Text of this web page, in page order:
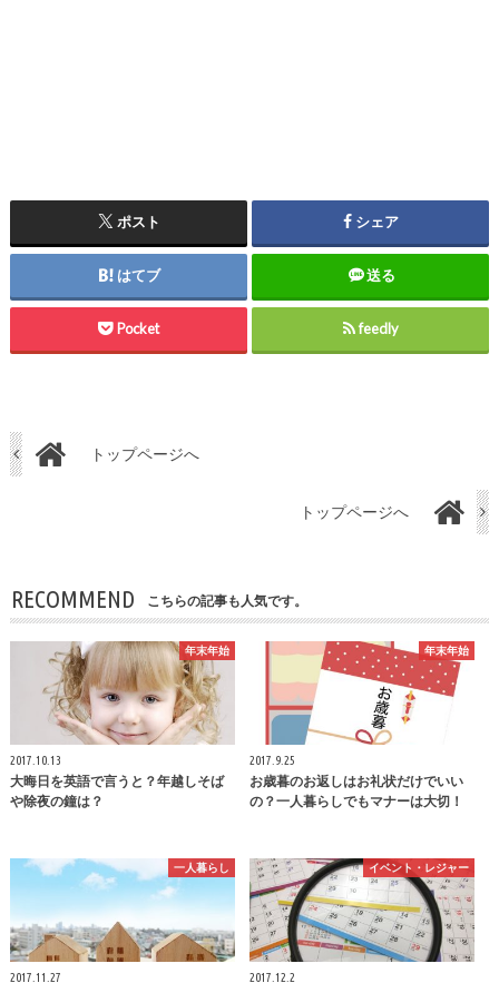
ポスト シェア
はてブ 送る
Pocket feedly
トップページへ
トップページへ
RECOMMEND こちらの記事も人気です。
年末年始
2017.10.13
大晦日を英語で言うと？年越しそば
や除夜の鐘は？
年末年始
2017.9.25
お歳暮のお返しはお礼状だけでいい
の？一人暮らしでもマナーは大切！
一人暮らし
2017.11.27
イベント・レジャー
2017.12.2